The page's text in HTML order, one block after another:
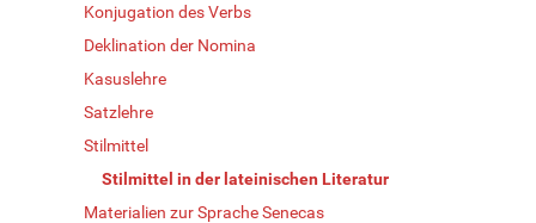
Konjugation des Verbs
Deklination der Nomina
Kasuslehre
Satzlehre
Stilmittel
Stilmittel in der lateinischen Literatur
Materialien zur Sprache Senecas